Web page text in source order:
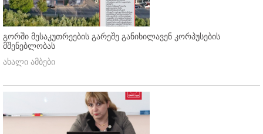
გორში მესაკუთრეების გარეშე განიხილავენ კორპუსების
მშენებლობას
ახალი ამბები